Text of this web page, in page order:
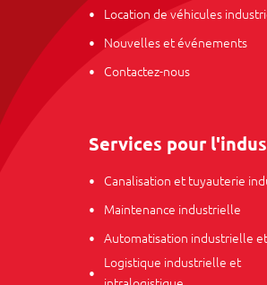
Location de véhicules
Nouvelles et événements
Contactez-nous
Services pour
Canalisation et tuyauterie
Maintenance industrielle
Automatisation industrielle
Logistique industrielle et